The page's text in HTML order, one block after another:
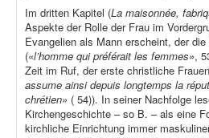
Im dritten Kapitel (La maisonnée,
Aspekte der Rolle der Frau im
Evangelien als Mann erscheint, der
(«l’homme qui préférait les femmes»,
Zeit im Ruf, der erste christliche
assume ainsi depuis longtemps la
chrétien» ( 54)). In seiner Nachfolge
Kirchengeschichte – so B. – als eine
kirchliche Einrichtung immer